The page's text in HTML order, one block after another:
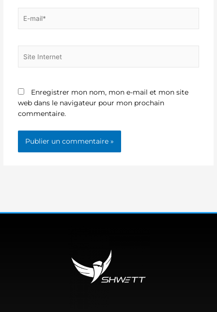
mail*
Internet
Enregistrer mon nom, mon e-mail et mon site
web dans le navigateur pour mon prochain
commentaire.